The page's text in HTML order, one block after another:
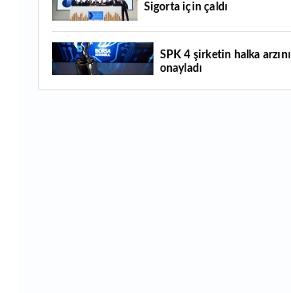
liraya geriledi
14:29 Türkiye'de her 4 kişiden 3'ü internet
bankacılığı kullanıyor
14:26 Türkiye'nin 2026 dijital karnesi: En çok
Sigorta için çaldı
SPK 4 şirketin halka arzını
onayladı